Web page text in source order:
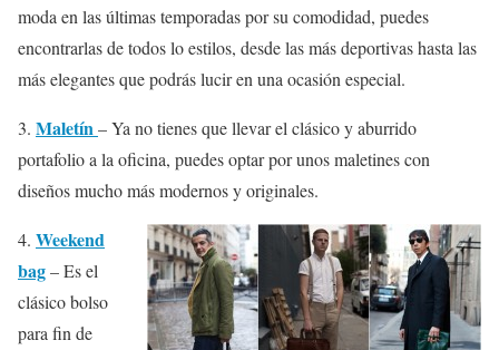
moda en las últimas temporadas por su comodidad, puedes
encontrarlas de todos lo estilos, desde las más deportivas hasta las
más elegantes que podrás lucir en una ocasión especial.
3. Maletín– Ya no tienes que llevar el clásico y aburrido
portafolio a la oficina, puedes optar por unos maletines con
diseños mucho más modernos y originales.
4. Weekend
bag– Es el
clásico bolso
para fin de